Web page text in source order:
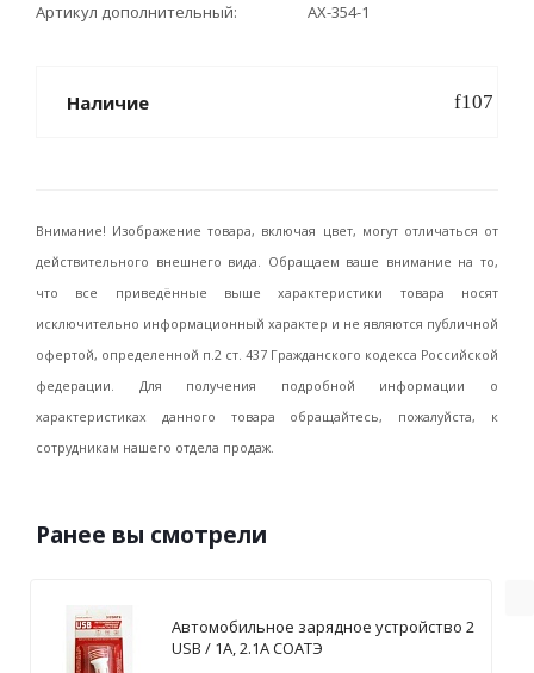
Артикул дополнительный
АХ-354-1
Наличие
Внимание! Изображение товара, включая цвет, могут отличаться от
действительного внешнего вида. Обращаем ваше внимание на то,
что все приведённые выше характеристики товара носят
исключительно информационный характер и не являются публичной
офертой, определенной п.2 ст. 437 Гражданского кодекса Российской
федерации. Для получения подробной информации о
характеристиках данного товара обращайтесь, пожалуйста, к
сотрудникам нашего отдела продаж.
Ранее вы смотрели
Автомобильное зарядное устройство 2
USB / 1А, 2.1А СОАТЭ